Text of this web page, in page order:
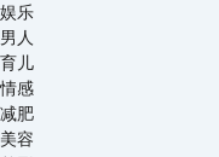
娱乐
男人
育儿
情感
减肥
美容